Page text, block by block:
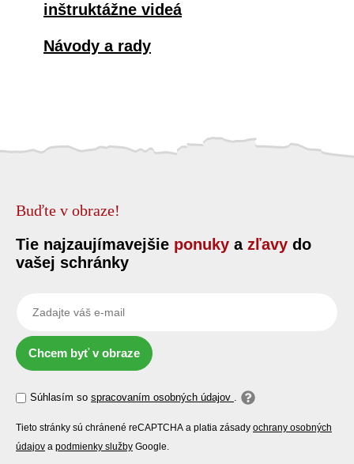
inštruktážne videá
Návody a rady
Buďte v obraze!
Tie najzaujímavejšie ponuky a zľavy do
vašej schránky
Chcem byť v obraze
Súhlasím so spracovaním osobných údajov .
Tieto stránky sú chránené reCAPTCHA a platia zásady ochrany osobných
údajov a podmienky služby Google.